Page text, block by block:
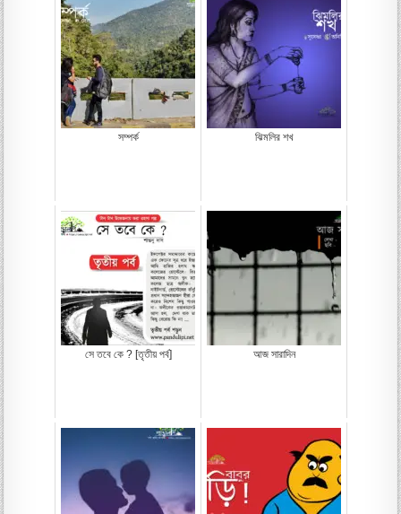
সম্পর্ক ঝিমলির শখ
সে তবে কে ? [তৃতীয় পর্ব] আজ সারাদিন